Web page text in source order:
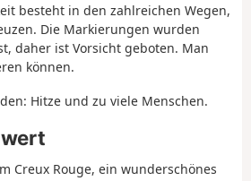
besteht in den zahlreichen Wegen,
Die Markierungen wurden
daher ist Vorsicht geboten. Man
können.
Hitze und zu viele Menschen.
Creux Rouge, ein wunderschönes